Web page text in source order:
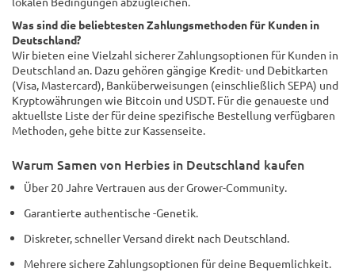
Was sind die beliebtesten Zahlungsmethoden für Kunden in
Deutschland?
Wir bieten eine Vielzahl sicherer Zahlungsoptionen für Kunden in
Deutschland an. Dazu gehören gängige Kredit- und Debitkarten
(Visa, Mastercard), Banküberweisungen (einschließlich SEPA) und
Kryptowährungen wie Bitcoin und USDT. Für die genaueste und
aktuellste Liste der für deine spezifische Bestellung verfügbaren
Methoden, gehe bitte zur Kassenseite.
Warum Samen von Herbies in Deutschland kaufen
Über 20 Jahre Vertrauen aus der Grower-Community.
Garantierte authentische -Genetik.
Diskreter, schneller Versand direkt nach Deutschland.
Mehrere sichere Zahlungsoptionen für deine Bequemlichkeit.